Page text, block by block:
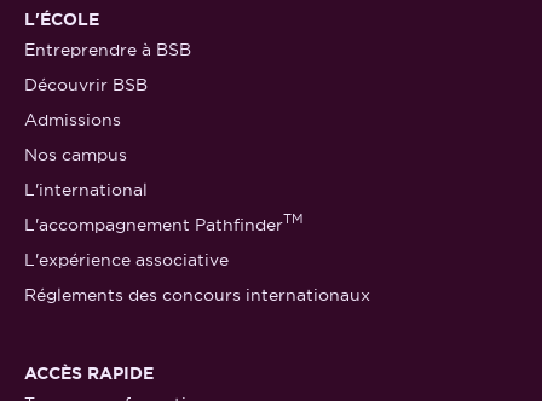
L'ÉCOLE
Entreprendre à BSB
Découvrir BSB
Admissions
Nos campus
L'international
L'accompagnement PathfinderTM
L'expérience associative
Réglements des concours internationaux
ACCÈS RAPIDE